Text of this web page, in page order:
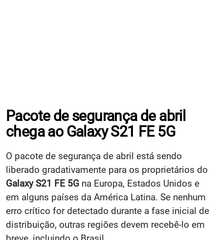
Pacote de segurança de abril
chega ao Galaxy S21 FE 5G
O pacote de segurança de abril está sendo
liberado gradativamente para os proprietários do
Galaxy S21 FE 5G na Europa, Estados Unidos e
em alguns países da América Latina. Se nenhum
erro crítico for detectado durante a fase inicial de
distribuição, outras regiões devem recebê-lo em